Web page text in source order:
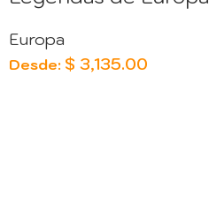
Europa
Desde: $ 3,135.00